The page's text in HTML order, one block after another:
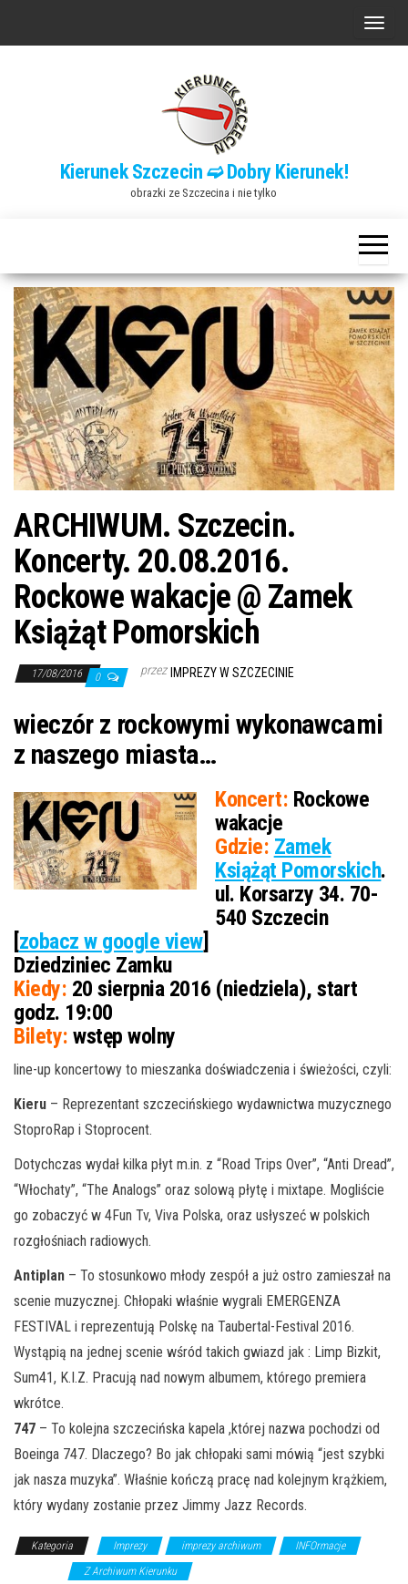
P
n
a
w
i
g
a
c
j
ę
Kierunek Szczecin ➫ Dobry Kierunek!
obrazki ze Szczecina i nie tylko
ARCHIWUM. Szczecin.
Koncerty. 20.08.2016.
Rockowe wakacje @ Zamek
Książąt Pomorskich
17/08/2016 0 przez IMPREZY W SZCZECINIE
wieczór z rockowymi wykonawcami
z naszego miasta…
Koncert: Rockowe
wakacje
Gdzie: Zamek
Książąt Pomorskich.
ul. Korsarzy 34. 70-
540 Szczecin
[zobacz w google view]
Dziedziniec Zamku
Kiedy: 20 sierpnia 2016 (niedziela), start
godz. 19:00
Bilety: wstęp wolny
line-up koncertowy to mieszanka doświadczenia i świeżości, czyli:
Kieru – Reprezentant szczecińskiego wydawnictwa muzycznego
StoproRap i Stoprocent.
Dotychczas wydał kilka płyt m.in. z “Road Trips Over”, “Anti Dread”,
“Włochaty”, “The Analogs” oraz solową płytę i mixtape. Mogliście
go zobaczyć w 4Fun Tv, Viva Polska, oraz usłyszeć w polskich
rozgłośniach radiowych.
Antiplan – To stosunkowo młody zespół a już ostro zamieszał na
scenie muzycznej. Chłopaki właśnie wygrali EMERGENZA
FESTIVAL i reprezentują Polskę na Taubertal-Festival 2016.
Wystąpią na jednej scenie wśród takich gwiazd jak : Limp Bizkit,
Sum41, K.I.Z. Pracują nad nowym albumem, którego premiera
wkrótce.
747 – To kolejna szczecińska kapela ,której nazwa pochodzi od
Boeinga 747. Dlaczego? Bo jak chłopaki sami mówią “jest szybki
jak nasza muzyka”. Właśnie kończą pracę nad kolejnym krążkiem,
który wydany zostanie przez Jimmy Jazz Records.
Kategoria Imprezy imprezy archiwum
INFOrmacje
Z Archiwum Kierunku